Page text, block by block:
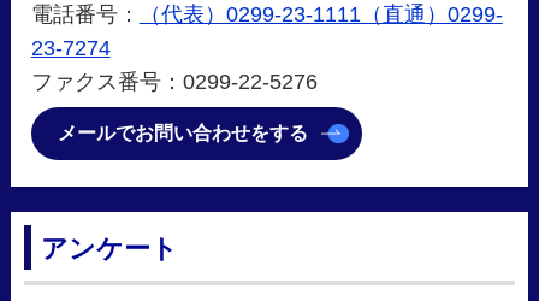
電話番号：
（代表）0299-23-1111（直通）0299-
23-7274
ファクス番号：0299-22-5276
メールでお問い合わせをする
アンケート